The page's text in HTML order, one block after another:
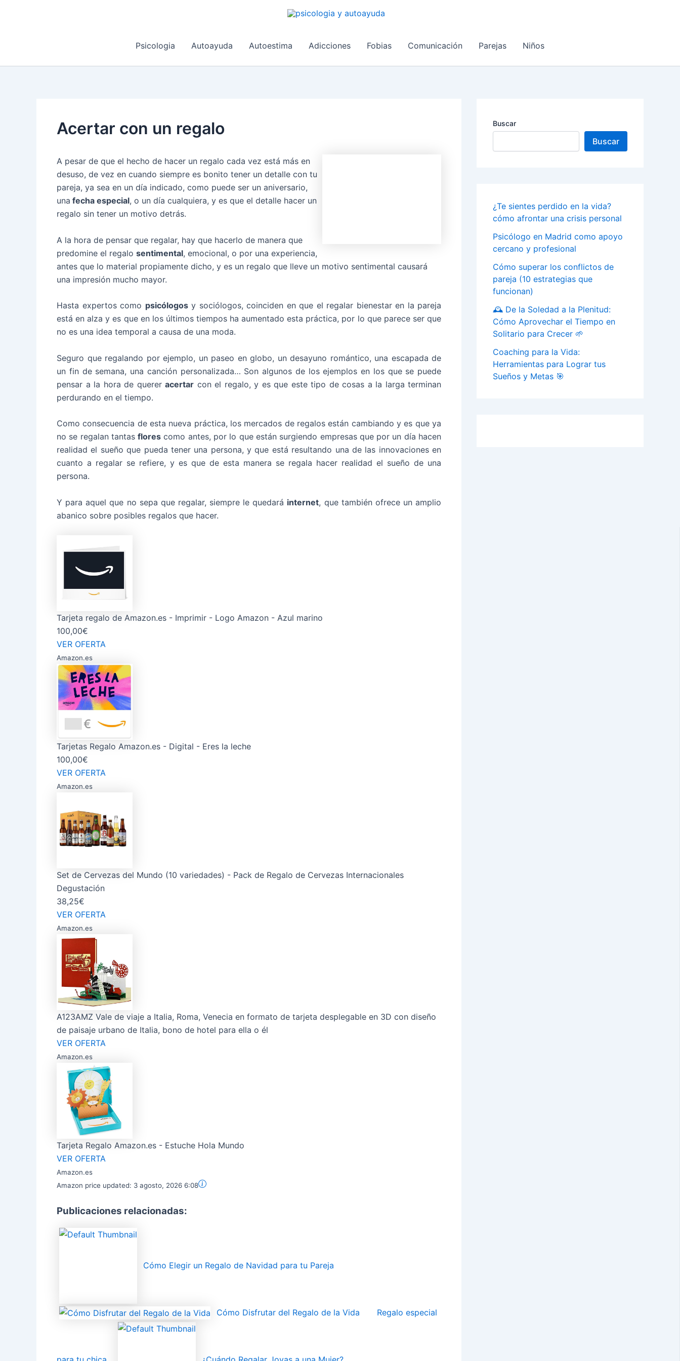
Psicologia
Autoayuda Autoestima Adicciones Fobias Comunicación Parejas Niños
Acertar con un regalo
A pesar de que el hecho de hacer un regalo cada vez está más en
desuso, de vez en cuando siempre es bonito tener un detalle con tu
pareja, ya sea en un día indicado, como puede ser un aniversario,
una fecha especial, o un día cualquiera, y es que el detalle hacer un
regalo sin tener un motivo detrás.
A la hora de pensar que regalar, hay que hacerlo de manera que
predomine el regalo sentimental, emocional, o por una experiencia,
antes que lo material propiamente dicho, y es un regalo que lleve un motivo sentimental causará
una impresión mucho mayor.
Hasta expertos como psicólogosy sociólogos, coinciden en que el regalar bienestar en la pareja
está en alza y es que en los últimos tiempos ha aumentado esta práctica, por lo que parece ser que
no es una idea temporal a causa de una moda.
Seguro que regalando por ejemplo, un paseo en globo, un desayuno romántico, una escapada de
un fin de semana, una canción personalizada… Son algunos de los ejemplos en los que se puede
pensar a la hora de querer acertar con el regalo, y es que este tipo de cosas a la larga terminan
perdurando en el tiempo.
Como consecuencia de esta nueva práctica, los mercados de regalos están cambiando y es que ya
no se regalan tantasflores como antes, por lo que están surgiendo empresas que por un día hacen
realidad el sueño que pueda tener una persona, y que está resultando una de las innovaciones en
cuanto a regalar se refiere, y es que de esta manera se regala hacer realidad el sueño de una
persona.
Y para aquel que no sepa que regalar, siempre le quedará internet, que también ofrece un amplio
abanico sobre posibles regalos que hacer.
Tarjeta regalo de Amazon.es - Imprimir - Logo Amazon - Azul marino
100,00€
VER OFERTA
Amazon.es
Tarjetas Regalo Amazon.es - Digital - Eres la leche
100,00€
VER OFERTA
Amazon.es
Set de Cervezas del Mundo (10 variedades) - Pack de Regalo de Cervezas Internacionales
Degustación
38,25€
VER OFERTA
Amazon.es
A123AMZ Vale de viaje a Italia, Roma, Venecia en formato de tarjeta desplegable en 3D con diseño
de paisaje urbano de Italia, bono de hotel para ella o él
VER OFERTA
Amazon.es
Tarjeta Regalo Amazon.es - Estuche Hola Mundo
VER OFERTA
Amazon.es
Amazon price updated: 3 agosto, 2026 6:08
Publicaciones relacionadas:
Cómo Elegir un Regalo de Navidad para tu Pareja
Cómo Disfrutar del Regalo de la Vida Regalo especial
Buscar
Buscar
¿Te sientes perdido en la vida?
cómo afrontar una crisis personal
Psicólogo en Madrid como apoyo
cercano y profesional
Cómo superar los conflictos de
pareja (10 estrategias que
funcionan)
🕰️ De la Soledad a la Plenitud:
Cómo Aprovechar el Tiempo en
Solitario para Crecer 🌱
Coaching para la Vida:
Herramientas para Lograr tus
Sueños y Metas 🎯